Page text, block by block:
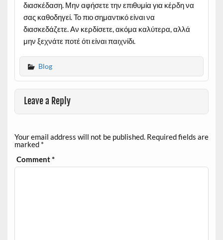
διασκέδαση. Μην αφήσετε την επιθυμία για κέρδη να
σας καθοδηγεί. Το πιο σημαντικό είναι να
διασκεδάζετε. Αν κερδίσετε, ακόμα καλύτερα, αλλά
μην ξεχνάτε ποτέ ότι είναι παιχνίδι.
Blog
Leave a Reply
Your email address will not be published. Required fields are
marked *
Comment*